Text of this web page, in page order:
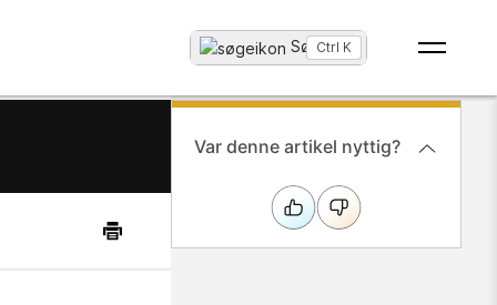
Søg...
Ctrl K
Var denne artikel nyttig?